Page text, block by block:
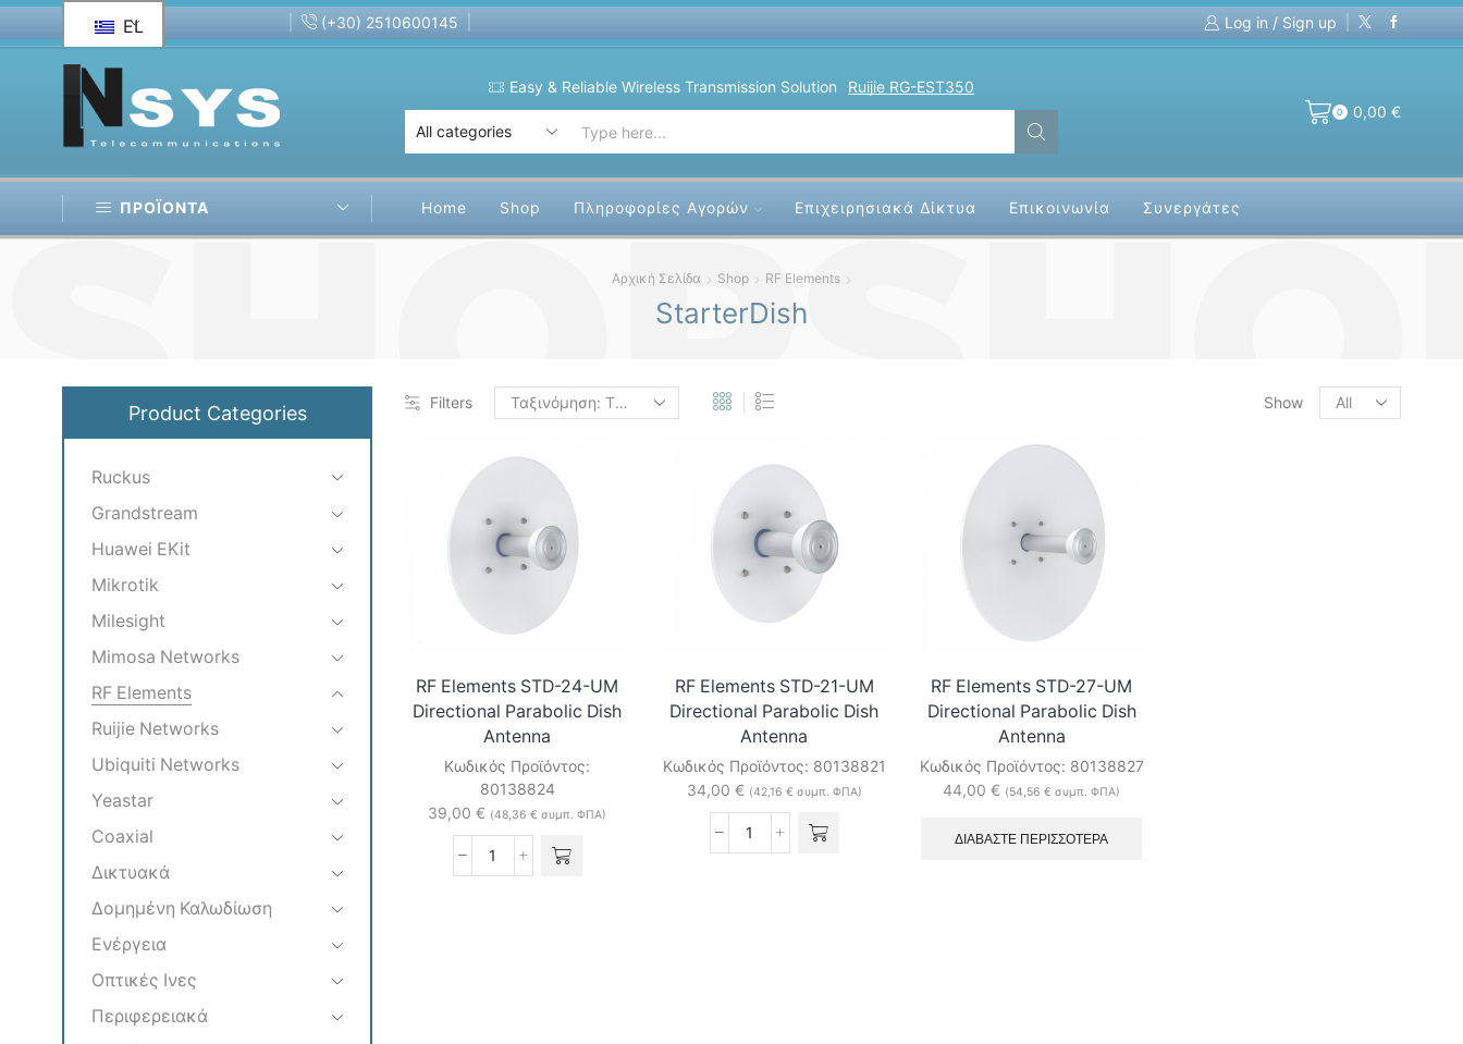
EL (+30) 2510600145 Log in / Sign up
Affordable cable Assemblies! Easy & Reliable Wireless Transmission Solution Ruijie RG-EST350
0 0,00 €
ΠΡΟΪΟΝΤΑ Home Shop Πληροφορίες Αγορών Επιχειρησιακά Δίκτυα Επικοινωνία Συνεργάτες
Αρχική Σελίδα Shop RF Elements
StarterDish
Filters Show
Products
per
RF Elements STD-24-UM
Directional Parabolic Dish
Antenna
Κωδικός Προϊόντος:
80138824
39,00€ (48,36€ συμπ. ΦΠΑ)
RF
RF Elements STD-21-UM
Directional Parabolic Dish
Antenna
Κωδικός Προϊόντος: 80138821
34,00 € (42,16 € συμπ. ΦΠΑ)
RF
RF Elements STD-27-UM
Directional Parabolic Dish
Antenna
Κωδικός Προϊόντος: 80138827
44,00€ (54,56€ συμπ. ΦΠΑ)
ΔΙΑΒΆΣΤΕ ΠΕΡΙΣΣΌΤΕΡΑ
Product Categories
Ruckus
Grandstream
Huawei EKit
Mikrotik
Milesight
Mimosa Networks
RF Elements
Ruijie Networks
Ubiquiti Networks
Yeastar
Coaxial
Δικτυακά
Δομημένη Καλωδίωση
Ενέργεια
Οπτικές Ινες
Περιφερειακά